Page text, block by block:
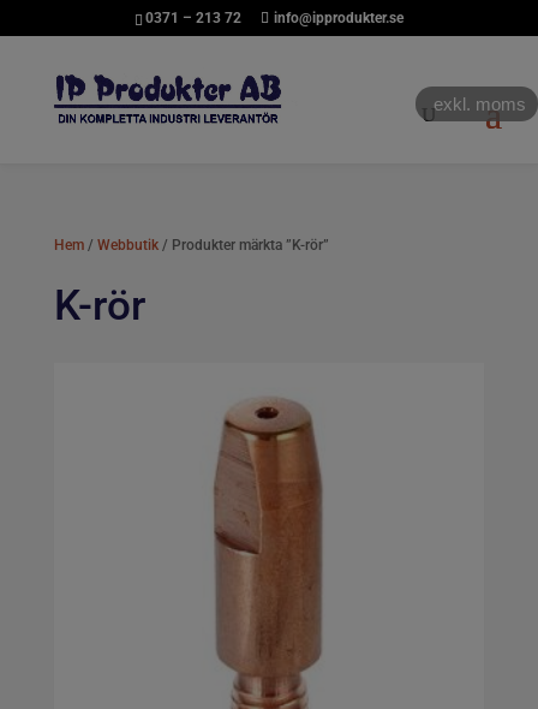
exkl. moms
0371 – 213 72 info@ipprodukter.se
Hem/ Webbutik/ Produkter märkta ”K-rör”
K-rör